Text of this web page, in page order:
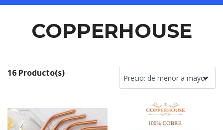
COPPERHOUSE
16 Producto(s)